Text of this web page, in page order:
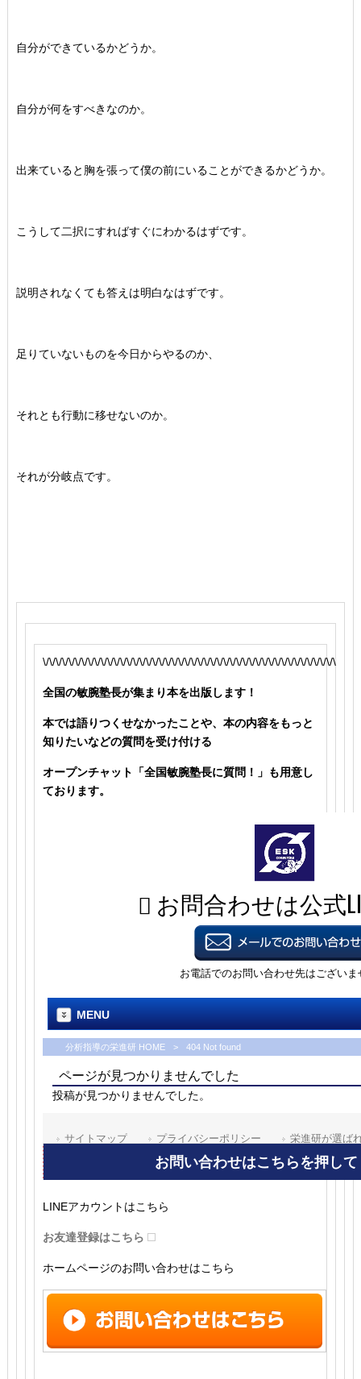
自分ができているかどうか。
自分が何をすべきなのか。
出来ていると胸を張って僕の前にいることができるかどうか。
こうして二択にすればすぐにわかるはずです。
説明されなくても答えは明白なはずです。
足りていないものを今日からやるのか、
それとも行動に移せないのか。
それが分岐点です。
\/\/\/\/\/\/\/\/\/\/\/\/\/\/\/\/\/\/\/\/\/\/\/\/\/\/\/\/\/\/\/\/\/\/\/\/\/\/\/\/\/\/\/\/\/\
全国の敏腕塾長が集まり本を出版します！
本では語りつくせなかったことや、本の内容をもっと
知りたいなどの質問を受け付ける
オープンチャット「全国敏腕塾長に質問！」も用意し
ております。
LINEアカウントはこちら
お友達登録はこちら
ホームページのお問い合わせはこちら